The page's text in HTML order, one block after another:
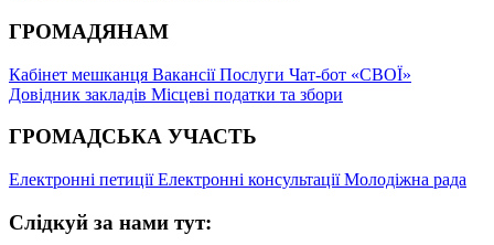
ГРОМАДЯНАМ
Кабінет мешканця ВакансіїПослуги Чат-бот «СВОЇ»
Довідник закладів Місцеві податки та збори
ГРОМАДСЬКА УЧАСТЬ
Електронні петиціїЕлектронні консультаціїМолодіжна рада
Слідкуй за нами тут: